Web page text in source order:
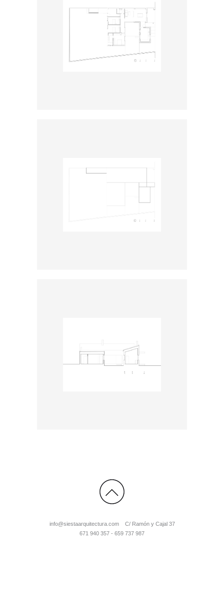
info@siestaarquitectura.com C/ Ramón y Cajal 37
671 940 357 - 659 737 987